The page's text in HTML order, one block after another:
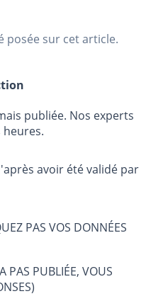
posée sur cet article.
publiée. Nos experts
avoir été validé par
PAS VOS DONNÉES
PAS PUBLIÉE, VOUS